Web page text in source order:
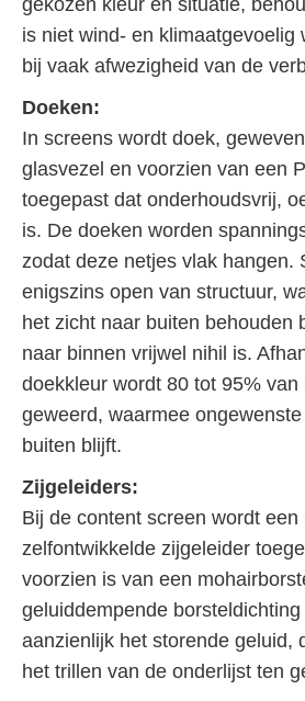
gekozen kleur en situatie,
is niet wind- en klimaatgevoelig
bij vaak afwezigheid van de
Doeken:
In screens wordt doek,
glasvezel en voorzien van een
toegepast dat onderhoudsvrij,
is. De doeken worden
zodat deze netjes vlak hangen.
enigszins open van structuur,
het zicht naar buiten behouden
naar binnen vrijwel nihil is.
doekkleur wordt 80 tot 95%
geweerd, waarmee
buiten blijft.
Zijgeleiders:
Bij de content screen wordt een
zelfontwikkelde zijgeleider
voorzien is van een
geluiddempende
aanzienlijk het storende geluid,
het trillen van de onderlijst ten